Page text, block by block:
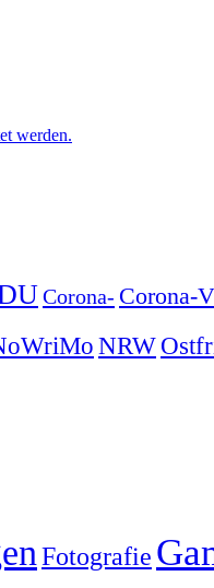
werden.
Corona- Corona-
NRW
Fotografie